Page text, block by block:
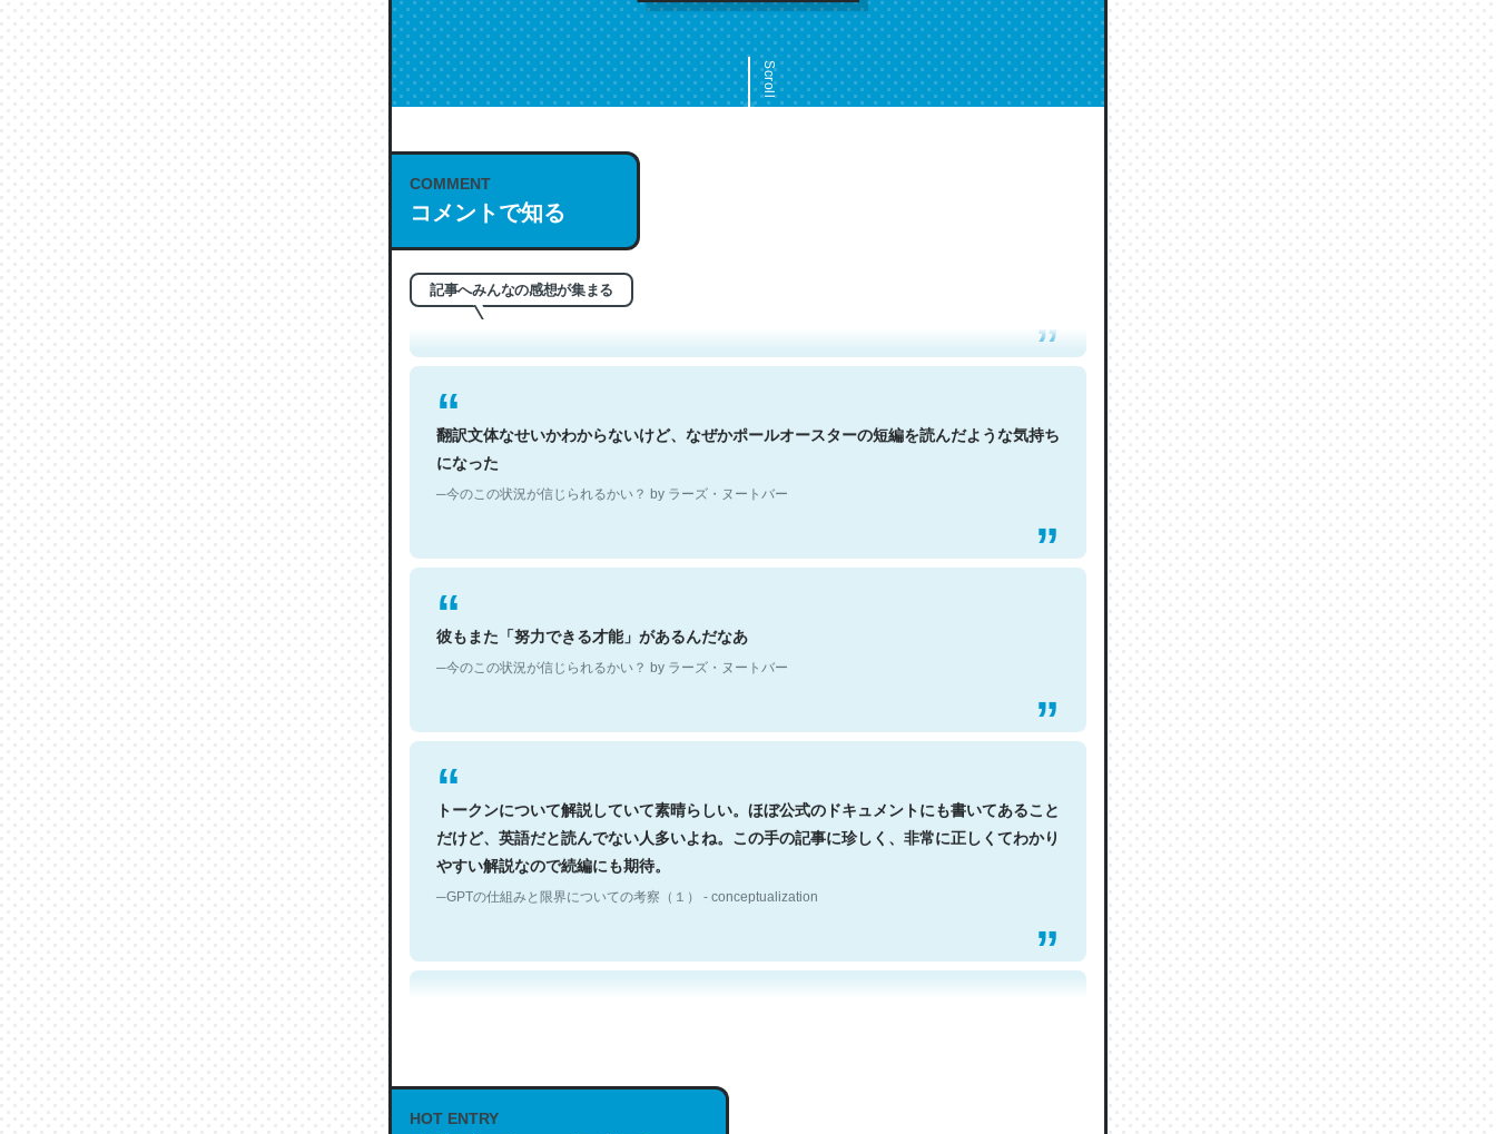
Scroll
COMMENT
コメントで知る
記事へみんなの感想が集まる
これは名文。彼はとてもクレバーなんだろうなと凄く思う。英語少しでも読める人は原文
翻訳文体なせいかわからないけど、なぜかポールオースターの短編を読んだような気持ち
になった
─今のこの状況が信じられるかい？ by ラーズ・ヌートバー
彼もまた「努力できる才能」があるんだなあ
─今のこの状況が信じられるかい？ by ラーズ・ヌートバー
トークンについて解説していて素晴らしい。ほぼ公式のドキュメントにも書いてあること
だけど、英語だと読んでない人多いよね。この手の記事に珍しく、非常に正しくてわかり
やすい解説なので続編にも期待。
─GPTの仕組みと限界についての考察（１） - conceptualization
HOT ENTRY